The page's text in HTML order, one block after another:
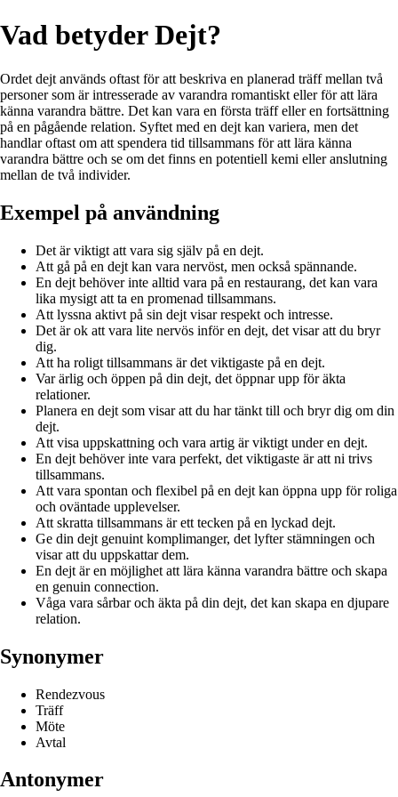
Vad betyder Dejt?
Ordet dejt används oftast för att beskriva en planerad träff mellan två
personer som är intresserade av varandra romantiskt eller för att lära
känna varandra bättre. Det kan vara en första träff eller en fortsättning
på en pågående relation. Syftet med en dejt kan variera, men det
handlar oftast om att spendera tid tillsammans för att lära känna
varandra bättre och se om det finns en potentiell kemi eller anslutning
mellan de två individer.
Exempel på användning
Det är viktigt att vara sig själv på en dejt.
Att gå på en dejt kan vara nervöst, men också spännande.
En dejt behöver inte alltid vara på en restaurang, det kan vara
lika mysigt att ta en promenad tillsammans.
Att lyssna aktivt på sin dejt visar respekt och intresse.
Det är ok att vara lite nervös inför en dejt, det visar att du bryr
dig.
Att ha roligt tillsammans är det viktigaste på en dejt.
Var ärlig och öppen på din dejt, det öppnar upp för äkta
relationer.
Planera en dejt som visar att du har tänkt till och bryr dig om din
dejt.
Att visa uppskattning och vara artig är viktigt under en dejt.
En dejt behöver inte vara perfekt, det viktigaste är att ni trivs
tillsammans.
Att vara spontan och flexibel på en dejt kan öppna upp för roliga
och oväntade upplevelser.
Att skratta tillsammans är ett tecken på en lyckad dejt.
Ge din dejt genuint komplimanger, det lyfter stämningen och
visar att du uppskattar dem.
En dejt är en möjlighet att lära känna varandra bättre och skapa
en genuin connection.
Våga vara sårbar och äkta på din dejt, det kan skapa en djupare
relation.
Synonymer
Rendezvous
Träff
Möte
Avtal
Antonymer